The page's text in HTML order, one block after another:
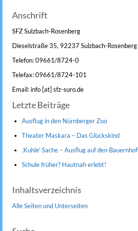
Anschrift
SFZ Sulzbach-Rosenberg
Dieselstraße 35, 92237 Sulzbach-Rosenberg
Telefon: 09661/8724-0
Telefax: 09661/8724-101
Email: info [at] sfz-suro.de
Letzte Beiträge
Ausflug in den Nürnberger Zoo
Theater Maskara – Das Glückskind
‚Kuhle‘ Sache – Ausflug auf den Bauernhof
Schule früher? Hautnah erlebt!
Inhaltsverzeichnis
Alle Seiten und Unterseiten